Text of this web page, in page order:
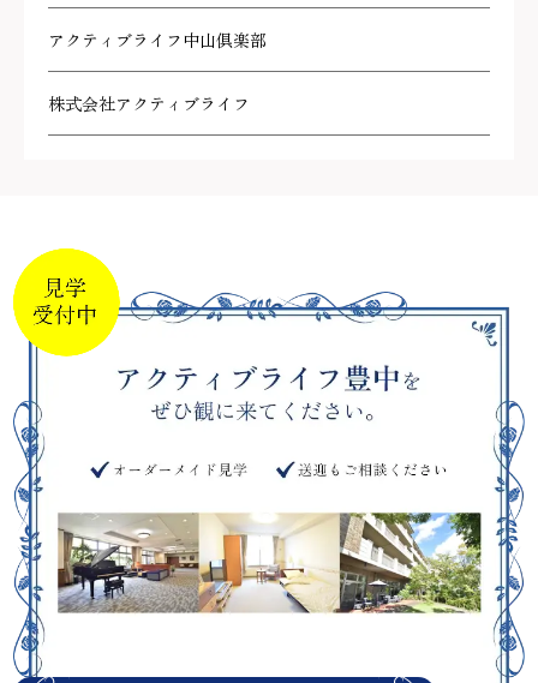
アクティブライフ中山倶楽部
株式会社アクティブライフ